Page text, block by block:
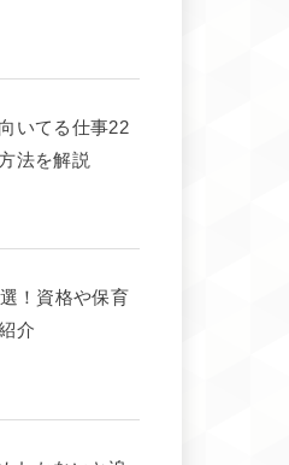
いてる仕事22
法を解説
！資格や保育
介